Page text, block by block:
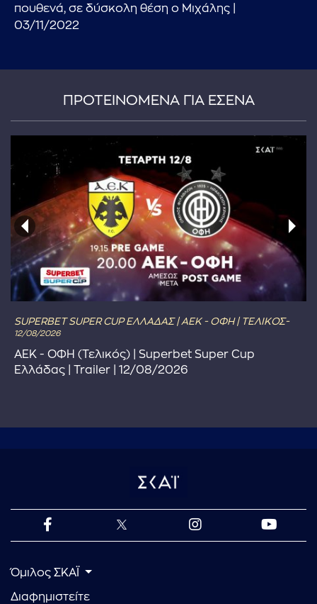
πουθενά, σε δύσκολη θέση ο Μιχάλης |
03/11/2022
ΠΡΟΤΕΙΝΟΜΕΝΑ ΓΙΑ ΕΣΕΝΑ
SUPERBET SUPER CUP ΕΛΛΑΔΑΣ | ΑΕΚ - ΟΦΗ | ΤΕΛΙΚΟΣ-
12/08/2026
ΑΕΚ - ΟΦΗ (Τελικός) | Superbet Super Cup
Ελλάδας | Trailer | 12/08/2026
Όμιλος ΣΚΑΪ
Διαφημιστείτε